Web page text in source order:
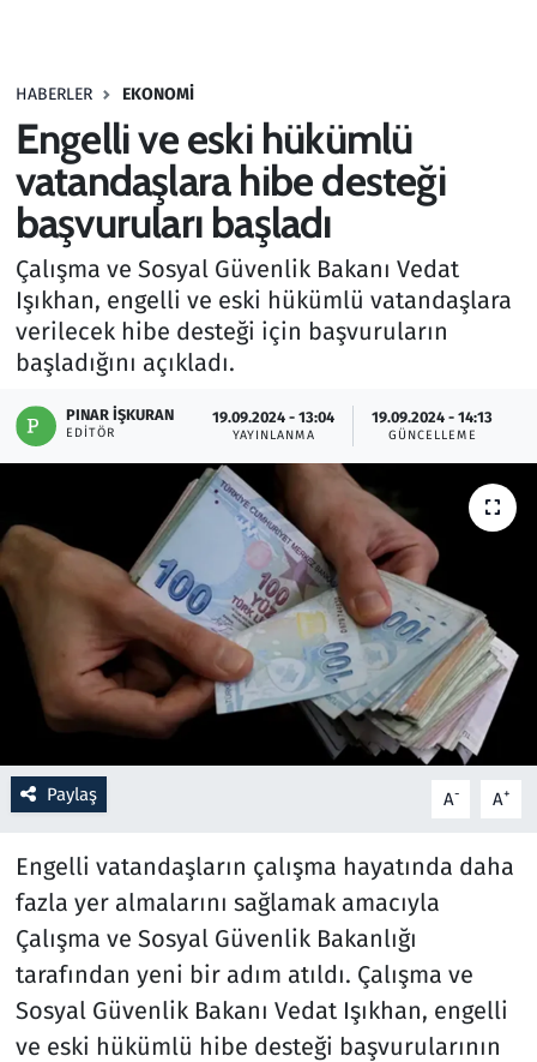
HABERLER EKONOMI
Engelli ve eski hükümlü
vatandaşlara hibe desteği
başvuruları başladı
Çalışma ve Sosyal Güvenlik Bakanı Vedat
Işıkhan, engelli ve eski hükümlü vatandaşlara
verilecek hibe desteği için başvuruların
başladığını açıkladı.
PINAR İŞKURAN
EDITÖR
19.09.2024 - 13:04
YAYINLANMA
19.09.2024 - 14:13
GÜNCELLEME
Paylaş A- A+
Engelli vatandaşların çalışma hayatında daha
fazla yer almalarını sağlamak amacıyla
Çalışma ve Sosyal Güvenlik Bakanlığı
tarafından yeni bir adım atıldı. Çalışma ve
Sosyal Güvenlik Bakanı Vedat Işıkhan, engelli
ve eski hükümlü hibe desteği başvurularının
Haber
Kültür Sanat
Kurumsal Haberler
Lezzet Durağı
Memur ve Kamu
Otomobil
Oyun
Resmi İlanlar
Rüya Tabirleri
Sağlık
Savunma Sanayi
Spor
Teknoloji ve Bilim
Televizyon